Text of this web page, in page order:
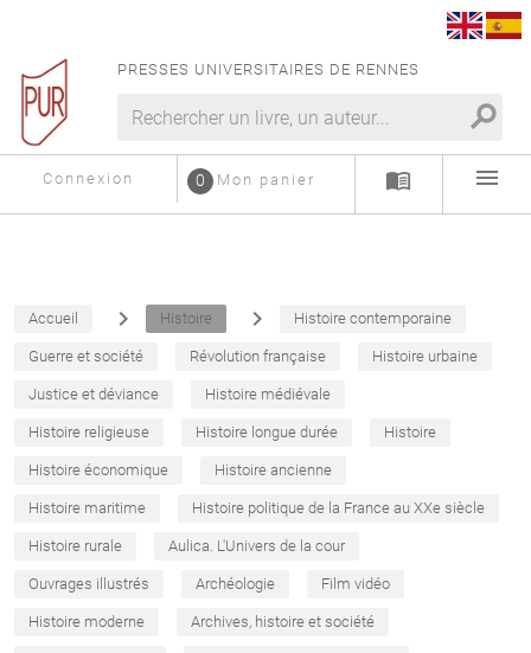
PRESSES UNIVERSITAIRES DE RENNES
search
Connexion Mon panier
0 menu_book menu
Accueil navigate_next Histoire navigate_next Histoire contemporaine
Guerre et société Révolution française Histoire urbaine
Justice et déviance Histoire médiévale
Histoire religieuse Histoire longue durée Histoire
Histoire économique Histoire ancienne
Histoire maritime Histoire politique de la France au XXe siècle
Histoire rurale Aulica. L'Univers de la cour
Ouvrages illustrés Archéologie Film vidéo
Histoire moderne Archives, histoire et société